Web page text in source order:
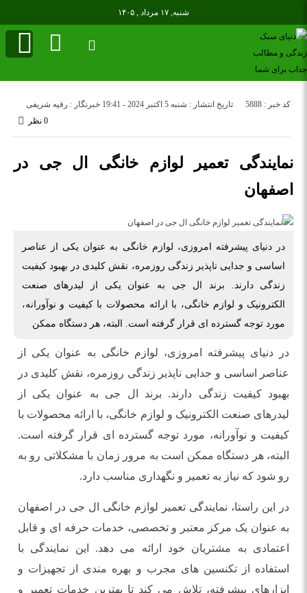
شنبه, ۱۷ مرداد , ۱۴۰۵
تاریخ انتشار : شنبه 5 اکتبر 2024 - 19:41 خبرنگار : رقیه شریفی
کد خبر : 5888
0 نظر
نمایندگی تعمیر لوازم خانگی ال جی در
اصفهان
در دنیای پیشرفته امروزی، لوازم خانگی به عنوان یکی از عناصر
اساسی و جدایی ‌ناپذیر زندگی روزمره، نقش کلیدی در بهبود کیفیت
زندگی دارند. برند ال جی به عنوان یکی از لیدرهای صنعت
الکترونیک و لوازم خانگی، با ارائه محصولات با کیفیت و نوآورانه،
مورد توجه گسترده ‌ای قرار گرفته است. البته، هر دستگاه ممکن
در دنیای پیشرفته امروزی، لوازم خانگی به عنوان یکی از
عناصر اساسی و جدایی ‌ناپذیر زندگی روزمره، نقش کلیدی در
بهبود کیفیت زندگی دارند. برند ال جی به عنوان یکی از
لیدرهای صنعت الکترونیک و لوازم خانگی، با ارائه محصولات با
کیفیت و نوآورانه، مورد توجه گسترده ‌ای قرار گرفته است.
البته، هر دستگاه ممکن است به مرور زمان با مشکلاتی رو به
‌رو شود که نیاز به تعمیر و نگهداری مناسب دارد.
در این راستا، نمایندگی تعمیر لوازم خانگی ال جی در اصفهان
به عنوان یک مرکز معتبر و تخصصی، خدمات حرفه ‌ای و قابل
اعتمادی به مشتریان خود ارائه می‌ دهد. این نمایندگی با
استفاده از تکنسین‌ های مجرب و بهره ‌مندی از تجهیزات و
ابزارهای پیشرفته، تلاش می ‌کند تا بهترین خدمات تعمیر و